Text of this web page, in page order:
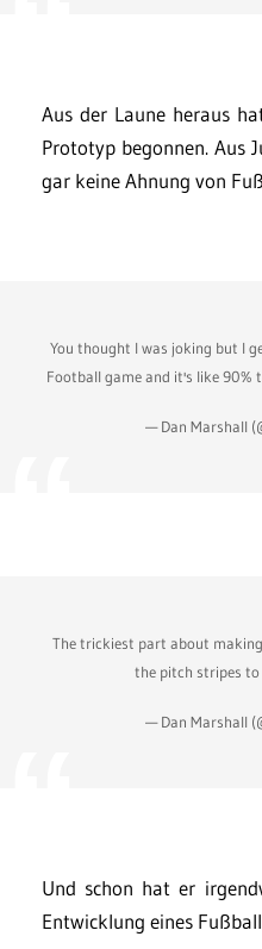
Aus der Laune heraus
Prototyp begonnen. Aus
gar keine Ahnung von
You thought I was joking but I
Football game and it's like 90%
— Dan Marshall
The trickiest part about
the pitch stripes to
— Dan Marshall
Und schon hat er
Entwicklung eines